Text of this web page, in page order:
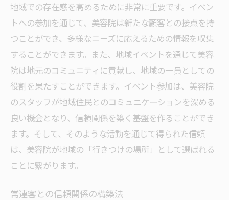
美容院がもたらす心地よいコミュニティの形成
美容院が提供するリラックス空間の重要性
安心して過ごせる場所としての美容院
心地よい雰囲気が会話を弾ませる理由
美容院での共感がもたらす安心感
継続的な訪問が生むコミュニティ感
髪を整えるだけじゃない！美容院での新しい出
会い
美容院が提供する出会いの場とは？
お客様同士が築く新しい関係性
地域での存在感を高めるために非常に重要です。イベン
トへの参加を通じて、美容院は新たな顧客との接点を持
つことができ、多様なニーズに応えるための情報を収集
することができます。また、地域イベントを通じて美容
院は地元のコミュニティに貢献し、地域の一員としての
役割を果たすことができます。イベント参加は、美容院
のスタッフが地域住民とのコミュニケーションを深める
良い機会となり、信頼関係を築く基盤を作ることができ
ます。そして、そのような活動を通じて得られた信頼
は、美容院が地域の「行きつけの場所」として選ばれる
ことに繋がります。
常連客との信頼関係の構築法